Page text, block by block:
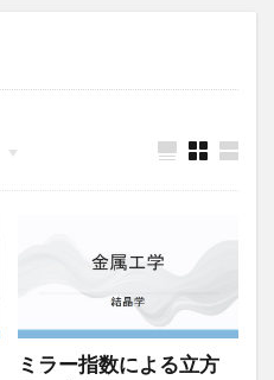
ミラー指数による立方